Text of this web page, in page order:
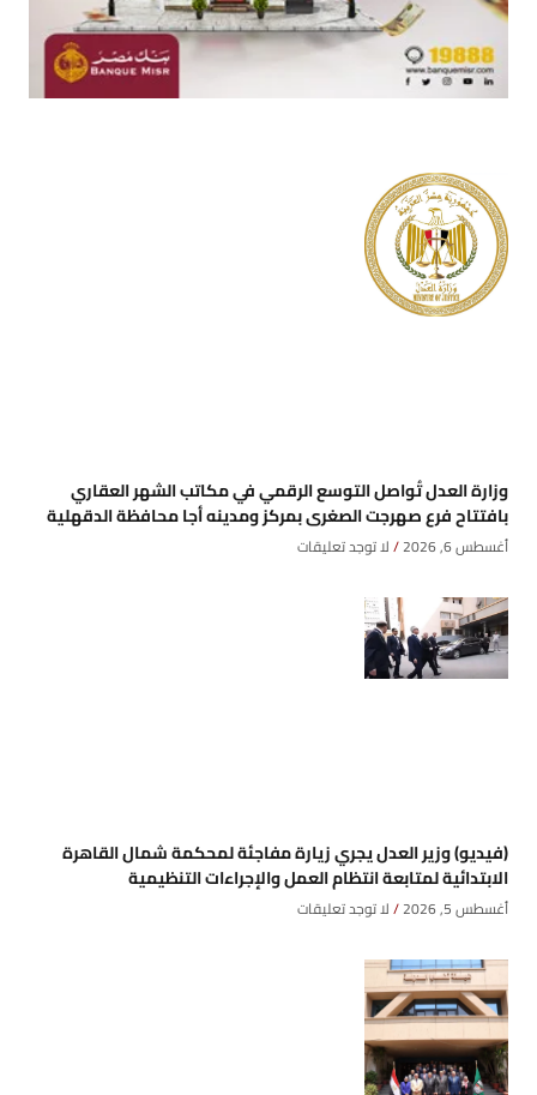
وزارة العدل تُواصل التوسع الرقمي في مكاتب الشهر العقاري
بافتتاح فرع صهرجت الصغرى بمركز ومدينه أجا محافظة الدقهلية
أغسطس 6, 2026 لا توجد تعليقات
(فيديو) وزير العدل يجري زيارة مفاجئة لمحكمة شمال القاهرة
الابتدائية لمتابعة انتظام العمل والإجراءات التنظيمية
أغسطس 5, 2026 لا توجد تعليقات